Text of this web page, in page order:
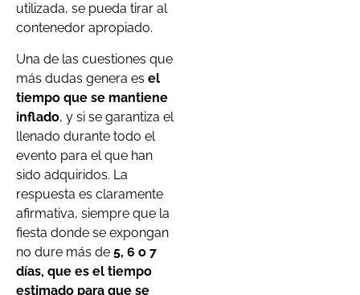
utilizada, se pueda tirar al
contenedor apropiado.
Una de las cuestiones que
más dudas genera es el
tiempo que se mantiene
inflado, y si se garantiza el
llenado durante todo el
evento para el que han
sido adquiridos. La
respuesta es claramente
afirmativa, siempre que la
fiesta donde se expongan
no dure más de 5, 6 o 7
días, que es el tiempo
estimado para que se